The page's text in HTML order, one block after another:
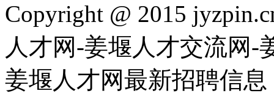
Copyright @ 2015
人才网-姜堰人才交流网-
姜堰人才网最新招聘信息